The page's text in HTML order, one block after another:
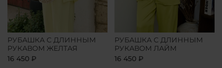
РУБАШКА С ДЛИННЫМ
РУКАВОМ ЖЕЛТАЯ
16 450 ₽
РУБАШКА С ДЛИННЫМ
РУКАВОМ ЛАЙМ
16 450 ₽